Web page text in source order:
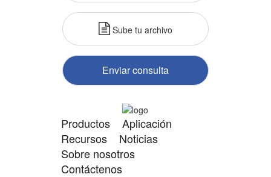
Sube tu archivo
Enviar consulta
Productos
Aplicación
Recursos
Noticias
Sobre nosotros
Contáctenos